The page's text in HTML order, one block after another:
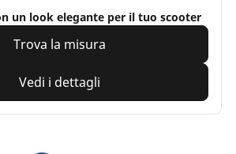
un look elegante per il tuo scooter
Trova la misura
Vedi i dettagli